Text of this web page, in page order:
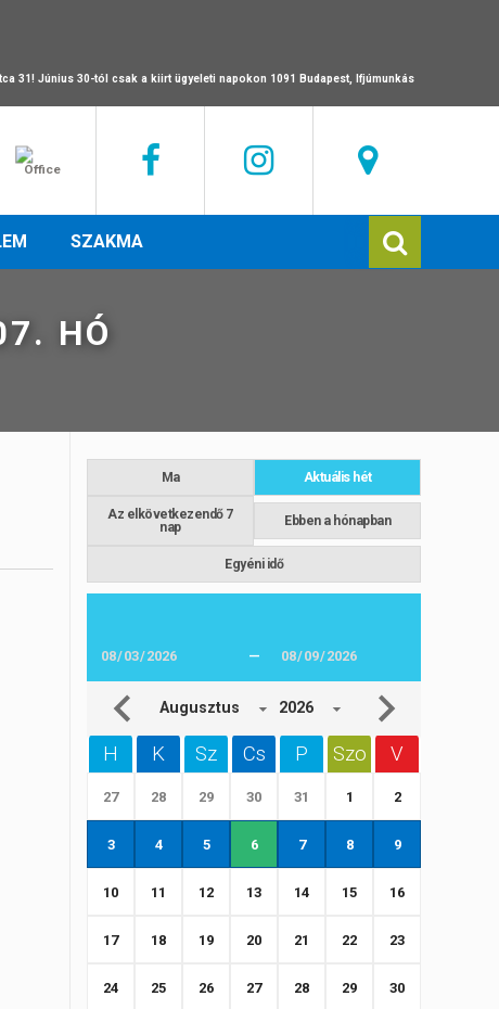
31! Június 30-tól csak a kiirt ügyeleti napokon 1091 Budapest, Ifjúmunkás
SZAKMA
HÓ
Egyéni idő
Ma Aktuális hét
Az elkövetkezendő 7
nap
Ebben a hónapban
—
Augusztus 2026
H K Sz Cs P Szo V
27 28 29 30 31 1 2
3 4 5 6 7 8 9
10 11 12 13 14 15 16
17 18 19 20 21 22 23
24 25 26 27 28 29 30